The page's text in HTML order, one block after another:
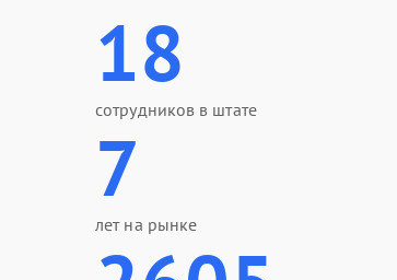
18
сотрудников в штате
7
лет на рынке